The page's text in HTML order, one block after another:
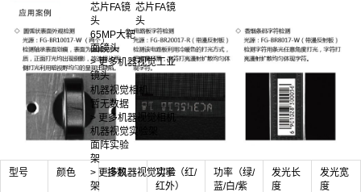
芯片FA镜
头
芯片FA镜
头
65MP大靶
面镜头
> 更多机器视觉工业
镜头
机器视觉相机
暂无数据
> 更多机器视觉相机
机器视觉实验架
面阵实验
架
> 更多机器视觉实验
架
型号 颜色 排数
功率（红/
红外）
功率（绿/
蓝/白/紫
发光长
度
发光宽
度